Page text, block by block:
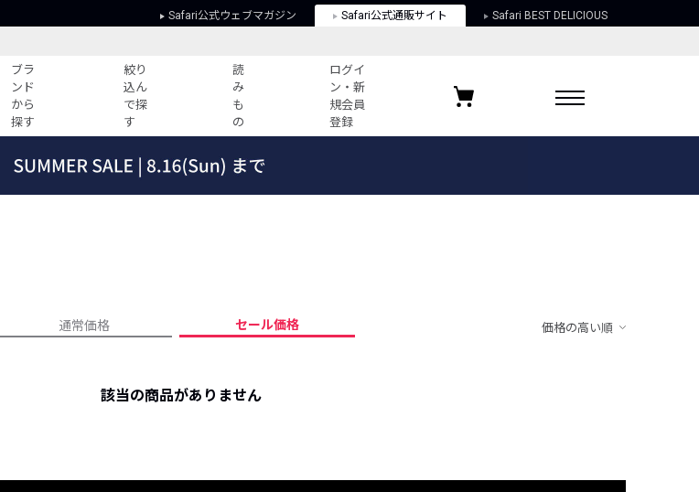
Safari公式ウェブマガジン Safari公式通販サイト Safari BEST DELICIOUS
ブラ
ンド
から
探す
絞り
込ん
で探
す
読
み
も
の
ログイ
ン・新
規会員
登録
ての記事
気記事ランキング
ーカスブランド
プライバシーポリシー
お気に入りブランド
通常価格 セール価格 価格の高い順
該当の商品がありません